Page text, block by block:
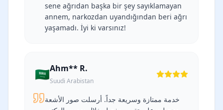
sene ağrıdan başka bir şey sayıklamayan
annem, narkozdan uyandığından beri ağrı
yaşamadı. İyi ki varsınız!
🇸🇦Ahm** R.
Suudi Arabistan
خدمة ممتازة وسريعة جداً. أرسلت صور الأشعة